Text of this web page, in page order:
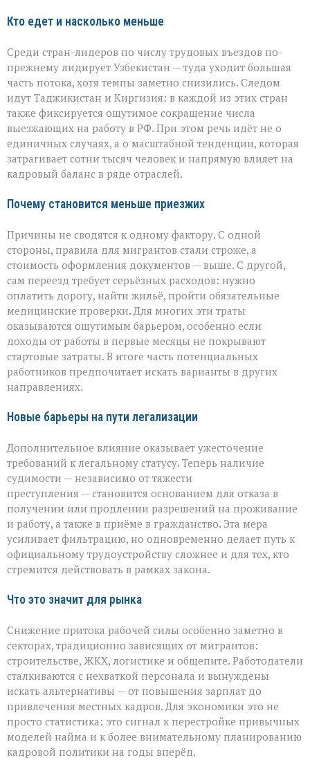
Кто едет и насколько меньше
Среди стран-лидеров по числу трудовых въездов по-
прежнему лидирует Узбекистан — туда уходит большая
часть потока, хотя темпы заметно снизились. Следом
идут Таджикистан и Киргизия: в каждой из этих стран
также фиксируется ощутимое сокращение числа
выезжающих на работу в РФ. При этом речь идёт не о
единичных случаях, а о масштабной тенденции, которая
затрагивает сотни тысяч человек и напрямую влияет на
кадровый баланс в ряде отраслей.
Почему становится меньше приезжих
Причины не сводятся к одному фактору. С одной
стороны, правила для мигрантов стали строже, а
стоимость оформления документов — выше. С другой,
сам переезд требует серьёзных расходов: нужно
оплатить дорогу, найти жильё, пройти обязательные
медицинские проверки. Для многих эти траты
оказываются ощутимым барьером, особенно если
доходы от работы в первые месяцы не покрывают
стартовые затраты. В итоге часть потенциальных
работников предпочитает искать варианты в других
направлениях.
Новые барьеры на пути легализации
Дополнительное влияние оказывает ужесточение
требований к легальному статусу. Теперь наличие
судимости — независимо от тяжести
преступления — становится основанием для отказа в
получении или продлении разрешений на проживание
и работу, а также в приёме в гражданство. Эта мера
усиливает фильтрацию, но одновременно делает путь к
официальному трудоустройству сложнее и для тех, кто
стремится действовать в рамках закона.
Что это значит для рынка
Снижение притока рабочей силы особенно заметно в
секторах, традиционно зависящих от мигрантов:
строительстве, ЖКХ, логистике и общепите. Работодатели
сталкиваются с нехваткой персонала и вынуждены
искать альтернативы — от повышения зарплат до
привлечения местных кадров. Для экономики это не
просто статистика: это сигнал к перестройке привычных
моделей найма и к более внимательному планированию
кадровой политики на годы вперёд.